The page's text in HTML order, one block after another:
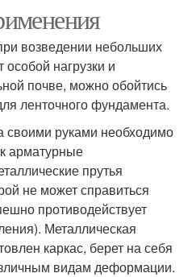
возведении небольших
нагрузки и
почве, можно обойтись
ленточного фундамента.
руками необходимо
арматурные
прутья
не может справиться
противодействует
Металлическая
каркас, берет на себя
видам деформации.